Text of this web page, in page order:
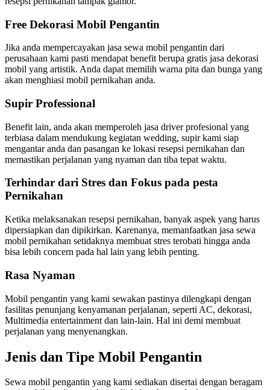
Free Dekorasi Mobil Pengantin
Jika anda mempercayakan jasa sewa mobil pengantin dari
perusahaan kami pasti mendapat benefit berupa gratis jasa dekorasi
mobil yang artistik. Anda dapat memilih warna pita dan bunga yang
akan menghiasi mobil pernikahan anda.
Supir Professional
Benefit lain, anda akan memperoleh jasa driver profesional yang
terbiasa dalam mendukung kegiatan wedding, supir kami siap
mengantar anda dan pasangan ke lokasi resepsi pernikahan dan
memastikan perjalanan yang nyaman dan tiba tepat waktu.
Terhindar dari Stres dan Fokus pada pesta
Pernikahan
Ketika melaksanakan resepsi pernikahan, banyak aspek yang harus
dipersiapkan dan dipikirkan. Karenanya, memanfaatkan jasa sewa
mobil pernikahan setidaknya membuat stres terobati hingga anda
bisa lebih concern pada hal lain yang lebih penting.
Rasa Nyaman
Mobil pengantin yang kami sewakan pastinya dilengkapi dengan
fasilitas penunjang kenyamanan perjalanan, seperti AC, dekorasi,
Multimedia entertainment dan lain-lain. Hal ini demi membuat
perjalanan yang menyenangkan.
Jenis dan Tipe Mobil Pengantin
Sewa mobil pengantin yang kami sediakan disertai dengan beragam